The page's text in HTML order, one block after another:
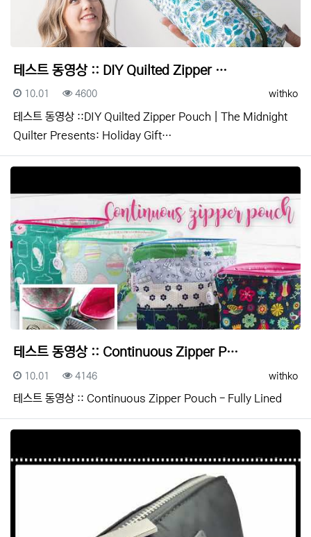
테스트 동영상 :: DIY Quilted Zipper …
등록자
withko
등록일
10.01 조회
4600
테스트 동영상 ::DIY Quilted Zipper Pouch | The Midnight
Quilter Presents: Holiday Gift…
테스트 동영상 :: Continuous Zipper P…
등록자
withko
등록일
10.01 조회
4146
테스트 동영상 :: Continuous Zipper Pouch - Fully Lined